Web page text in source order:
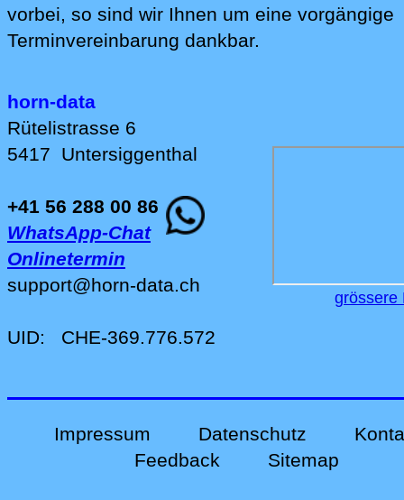
vorbei, so sind wir Ih‍nen um eine vorgängige
Terminvereinbarung dankbar.
horn-data
Rütelistrasse 6
5417 Untersiggenthal
+41 56 288 00 86
WhatsApp-Chat
Onlinetermin
support@horn-data.ch
UID: CHE-369.776.572
grössere
Impressum Datenschutz
Feedback
Sitemap